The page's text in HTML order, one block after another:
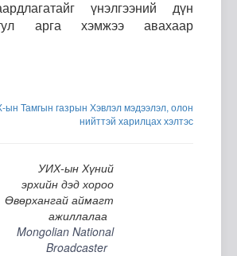
үнэлгээний дүн
арга хэмжээ авахаар
Тамгын газрын Хэвлэл мэдээлэл, олон
нийттэй харилцах хэлтэс
УИХ-ын Хүний
эрхийн дэд хороо
Өвөрхангай аймагт
ажиллалаа
Mongolian National
Broadcaster